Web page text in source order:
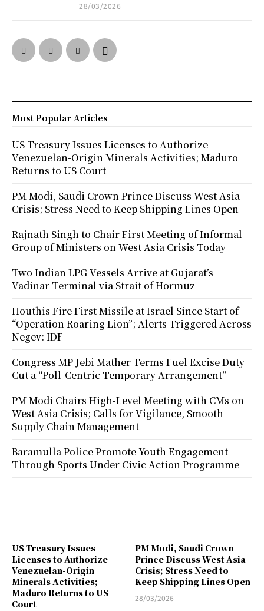
28/03/2026
US Treasury Issues
Licenses to Authorize
Venezuelan-Origin
Minerals Activities;
Maduro Returns to US
Court
PM Modi, Saudi Crown
Prince Discuss West Asia
Crisis; Stress Need to
Keep Shipping Lines Open
28/03/2026
Most Popular Articles
US Treasury Issues Licenses to Authorize
Venezuelan-Origin Minerals Activities; Maduro
Returns to US Court
PM Modi, Saudi Crown Prince Discuss West Asia
Crisis; Stress Need to Keep Shipping Lines Open
Rajnath Singh to Chair First Meeting of Informal
Group of Ministers on West Asia Crisis Today
Two Indian LPG Vessels Arrive at Gujarat’s
Vadinar Terminal via Strait of Hormuz
Houthis Fire First Missile at Israel Since Start of
“Operation Roaring Lion”; Alerts Triggered Across
Negev: IDF
Congress MP Jebi Mather Terms Fuel Excise Duty
Cut a “Poll-Centric Temporary Arrangement”
PM Modi Chairs High-Level Meeting with CMs on
West Asia Crisis; Calls for Vigilance, Smooth
Supply Chain Management
Baramulla Police Promote Youth Engagement
Through Sports Under Civic Action Programme